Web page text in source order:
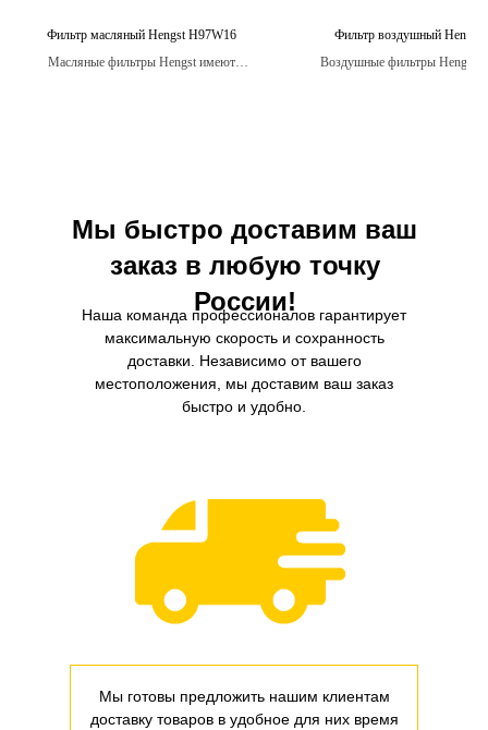
Фильтр масляный Hengst H97W16
Масляные фильтры Hengst имеют
Фильтр воздушный Hengst
Воздушные фильтры Hengst
Мы быстро доставим ваш
заказ в любую точку
России!
Мы готовы предложить нашим клиентам
доставку товаров в удобное для них время
Наша команда профессионалов гарантирует
максимальную скорость и сохранность
доставки. Независимо от вашего
местоположения, мы доставим ваш заказ
быстро и удобно.